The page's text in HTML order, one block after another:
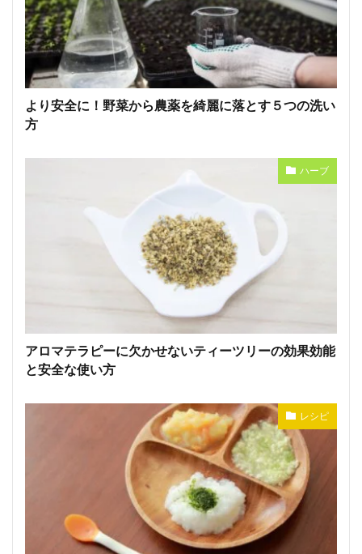
より安全に！野菜から農薬を綺麗に落とす５つの洗い
方
ハーブ
アロマテラピーに欠かせないティーツリーの効果効能
と安全な使い方
レシピ